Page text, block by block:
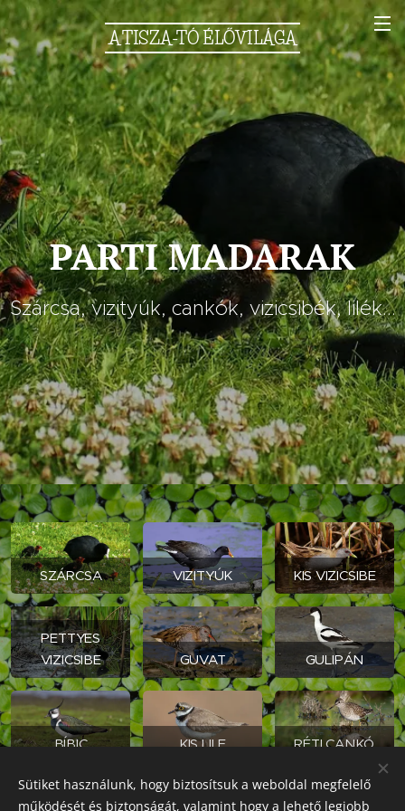
ATISZA-TÓÉLŐVILÁGA
PARTI MADARAK
Szárcsa, vizityúk, cankók, vizicsibék, lilék...
SZÁRCSA VIZITYÚK KIS VIZICSIBE
PETTYES
VIZICSIBE
GUVAT GULIPÁN
BÍBIC KIS LILE RÉTI CANKÓ
BILLEGETŐCAN
Sütiket használunk, hogy biztosítsuk a weboldal megfelelő
működését és biztonságát, valamint hogy a lehető legjobb